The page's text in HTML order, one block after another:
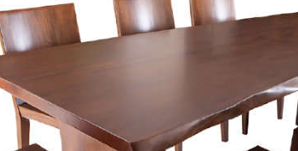
南仁德店
宜得利家居
(全台福利品最齊全)
年旗艦店